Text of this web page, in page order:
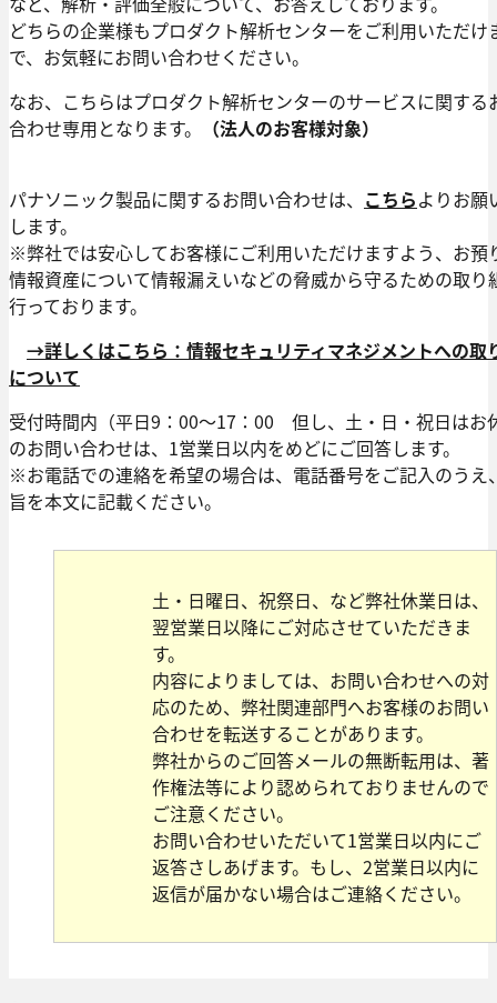
どちらの企業様もプロダクト解析センターをご利用いただけ
で、お気軽にお問い合わせください。
なお、こちらはプロダクト解析センターのサービスに関する
合わせ専用となります。
（法人のお客様対象）
パナソニック製品に関するお問い合わせは、 こちらよりお願
します。
※弊社では安心してお客様にご利用いただけますよう、お預
情報資産について情報漏えいなどの脅威から守るための取り
行っております。
→詳しくはこちら：情報セキュリティマネジメントへの取
について
受付時間内（平日9：00〜17：00 但し、土・日・祝日はお
のお問い合わせは、1営業日以内をめどにご回答します。
※お電話での連絡を希望の場合は、電話番号をご記入のうえ
旨を本文に記載ください。
土・日曜日、祝祭日、など弊社休業日は、
翌営業日以降にご対応させていただきま
す。
内容によりましては、お問い合わせへの対
応のため、弊社関連部門へお客様のお問い
合わせを転送することがあります。
弊社からのご回答メールの無断転用は、著
作権法等により認められておりませんので
ご注意ください。
お問い合わせいただいて1営業日以内にご
返答さしあげます。もし、2営業日以内に
返信が届かない場合はご連絡ください。